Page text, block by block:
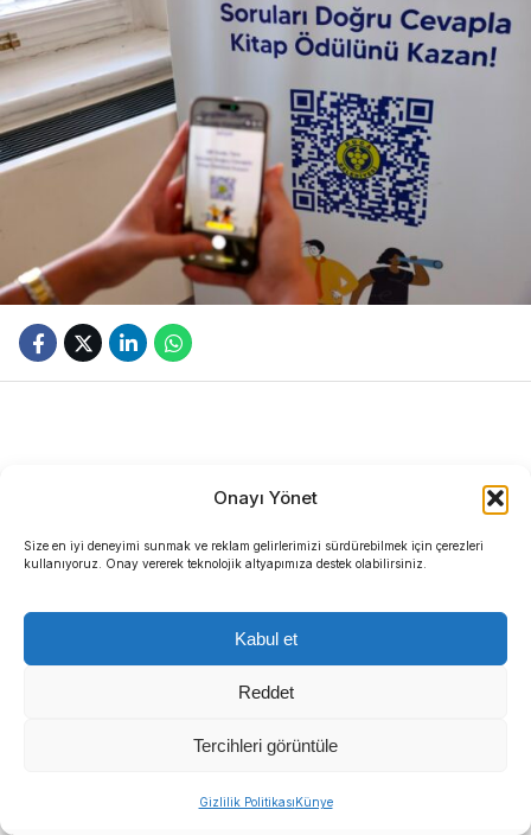
Onayı Yönet
Size en iyi deneyimi sunmak ve reklam gelirlerimizi sürdürebilmek için çerezleri
kullanıyoruz. Onay vererek teknolojik altyapımıza destek olabilirsiniz.
Kabul et
Reddet
Tercihleri görüntüle
Gizlilik PolitikasıKünye
Buca Belediyesi, kentin tarihi ve kültürel mirasını
Sergisi’nde “Hazine Avı” etkinliği başlattı.
Oyunlaştırma tekniğiyle hazırlanan interaktif
ziyaretçilere bağış kitaplar hediye ediliyor.